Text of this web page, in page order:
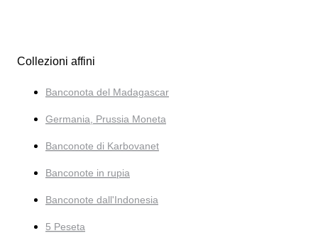
Collezioni affini
Banconota del Madagascar
Germania, Prussia Moneta
Banconote di Karbovanet
Banconote in rupia
Banconote dall'Indonesia
5 Peseta